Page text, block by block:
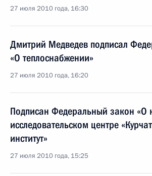
27 июля 2010 года, 16:30
Дмитрий Медведев подписал
«О теплоснабжении»
27 июля 2010 года, 16:20
Подписан Федеральный закон «О
исследовательском центре
институт»
27 июля 2010 года, 15:25